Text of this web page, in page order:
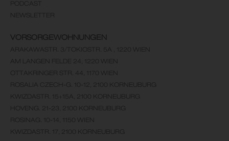
PODCAST
NEWSLETTER
VORSORGEWOHNUNGEN
ARAKAWASTR. 3/TOKIOSTR. 5A , 1220 WIEN
AM LANGEN FELDE 24, 1220 WIEN
OTTAKRINGER STR. 44, 1170 WIEN
ROSALIA CZECH-G. 10-12, 2100 KORNEUBURG
KWIZDASTR. 15+15A, 2100 KORNEUBURG
HOVENG. 21-23, 2100 KORNEUBURG
ROSINAG. 10-14, 1150 WIEN
KWIZDASTR. 17, 2100 KORNEUBURG